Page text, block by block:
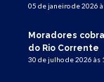
05 de janeiro de 2026
Moradores
do Rio Corrente
30 de julho de 2026 às